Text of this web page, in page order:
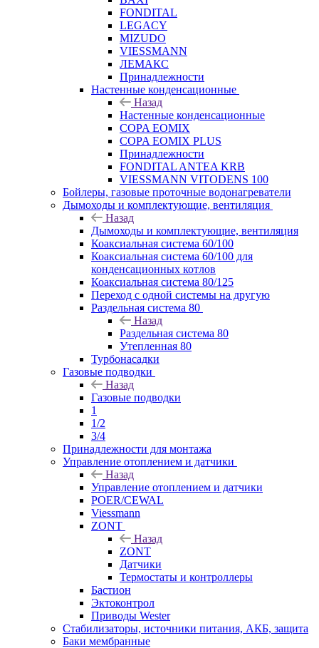
FONDITAL
LEGACY
MIZUDO
VIESSMANN
ЛЕМАКС
Принадлежности
Настенные конденсационные
Назад
Настенные конденсационные
COPA EOMIX
COPA EOMIX PLUS
Принадлежности
FONDITAL ANTEA KRB
VIESSMANN VITODENS 100
Бойлеры, газовые проточные водонагреватели
Дымоходы и комплектующие, вентиляция
Назад
Дымоходы и комплектующие, вентиляция
Коаксиальная система 60/100
Коаксиальная система 60/100 для
конденсационных котлов
Коаксиальная система 80/125
Переход с одной системы на другую
Раздельная система 80
Назад
Раздельная система 80
Утепленная 80
Турбонасадки
Газовые подводки
Назад
Газовые подводки
1
1/2
3/4
Принадлежности для монтажа
Управление отоплением и датчики
Назад
Управление отоплением и датчики
POER/CEWAL
Viessmann
ZONT
Назад
ZONT
Датчики
Термостаты и контроллеры
Бастион
Эктоконтрол
Приводы Wester
Стабилизаторы, источники питания, АКБ, защита
Баки мембранные